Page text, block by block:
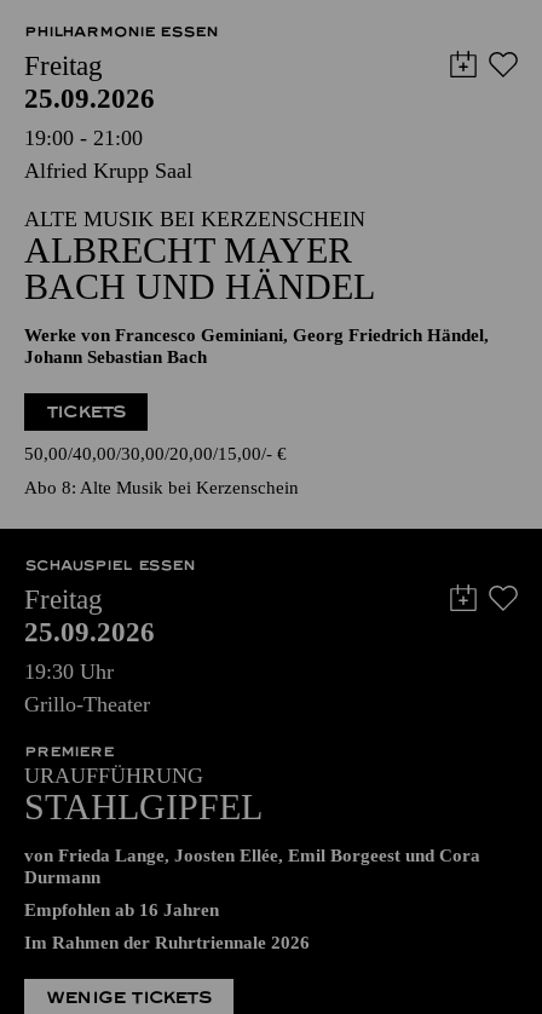
PHILHARMONIE ESSEN
Freitag
25.09.2026
19:00 - 21:00
Alfried Krupp Saal
ALTE MUSIK BEI KERZENSCHEIN
ALBRECHT MAYER
BACH UND HÄNDEL
Werke von Francesco Geminiani, Georg Friedrich Händel,
Johann Sebastian Bach
TICKETS
50,00 40,00 30,00 20,00 15,00 - €
Abo 8: Alte Musik bei Kerzenschein
SCHAUSPIEL ESSEN
Freitag
25.09.2026
19:30 Uhr
Grillo-Theater
PREMIERE
URAUFFÜHRUNG
STAHLGIPFEL
von Frieda Lange, Joosten Ellée, Emil Borgeest und Cora
Durmann
Empfohlen ab 16 Jahren
Im Rahmen der Ruhrtriennale 2026
WENIGE TICKETS